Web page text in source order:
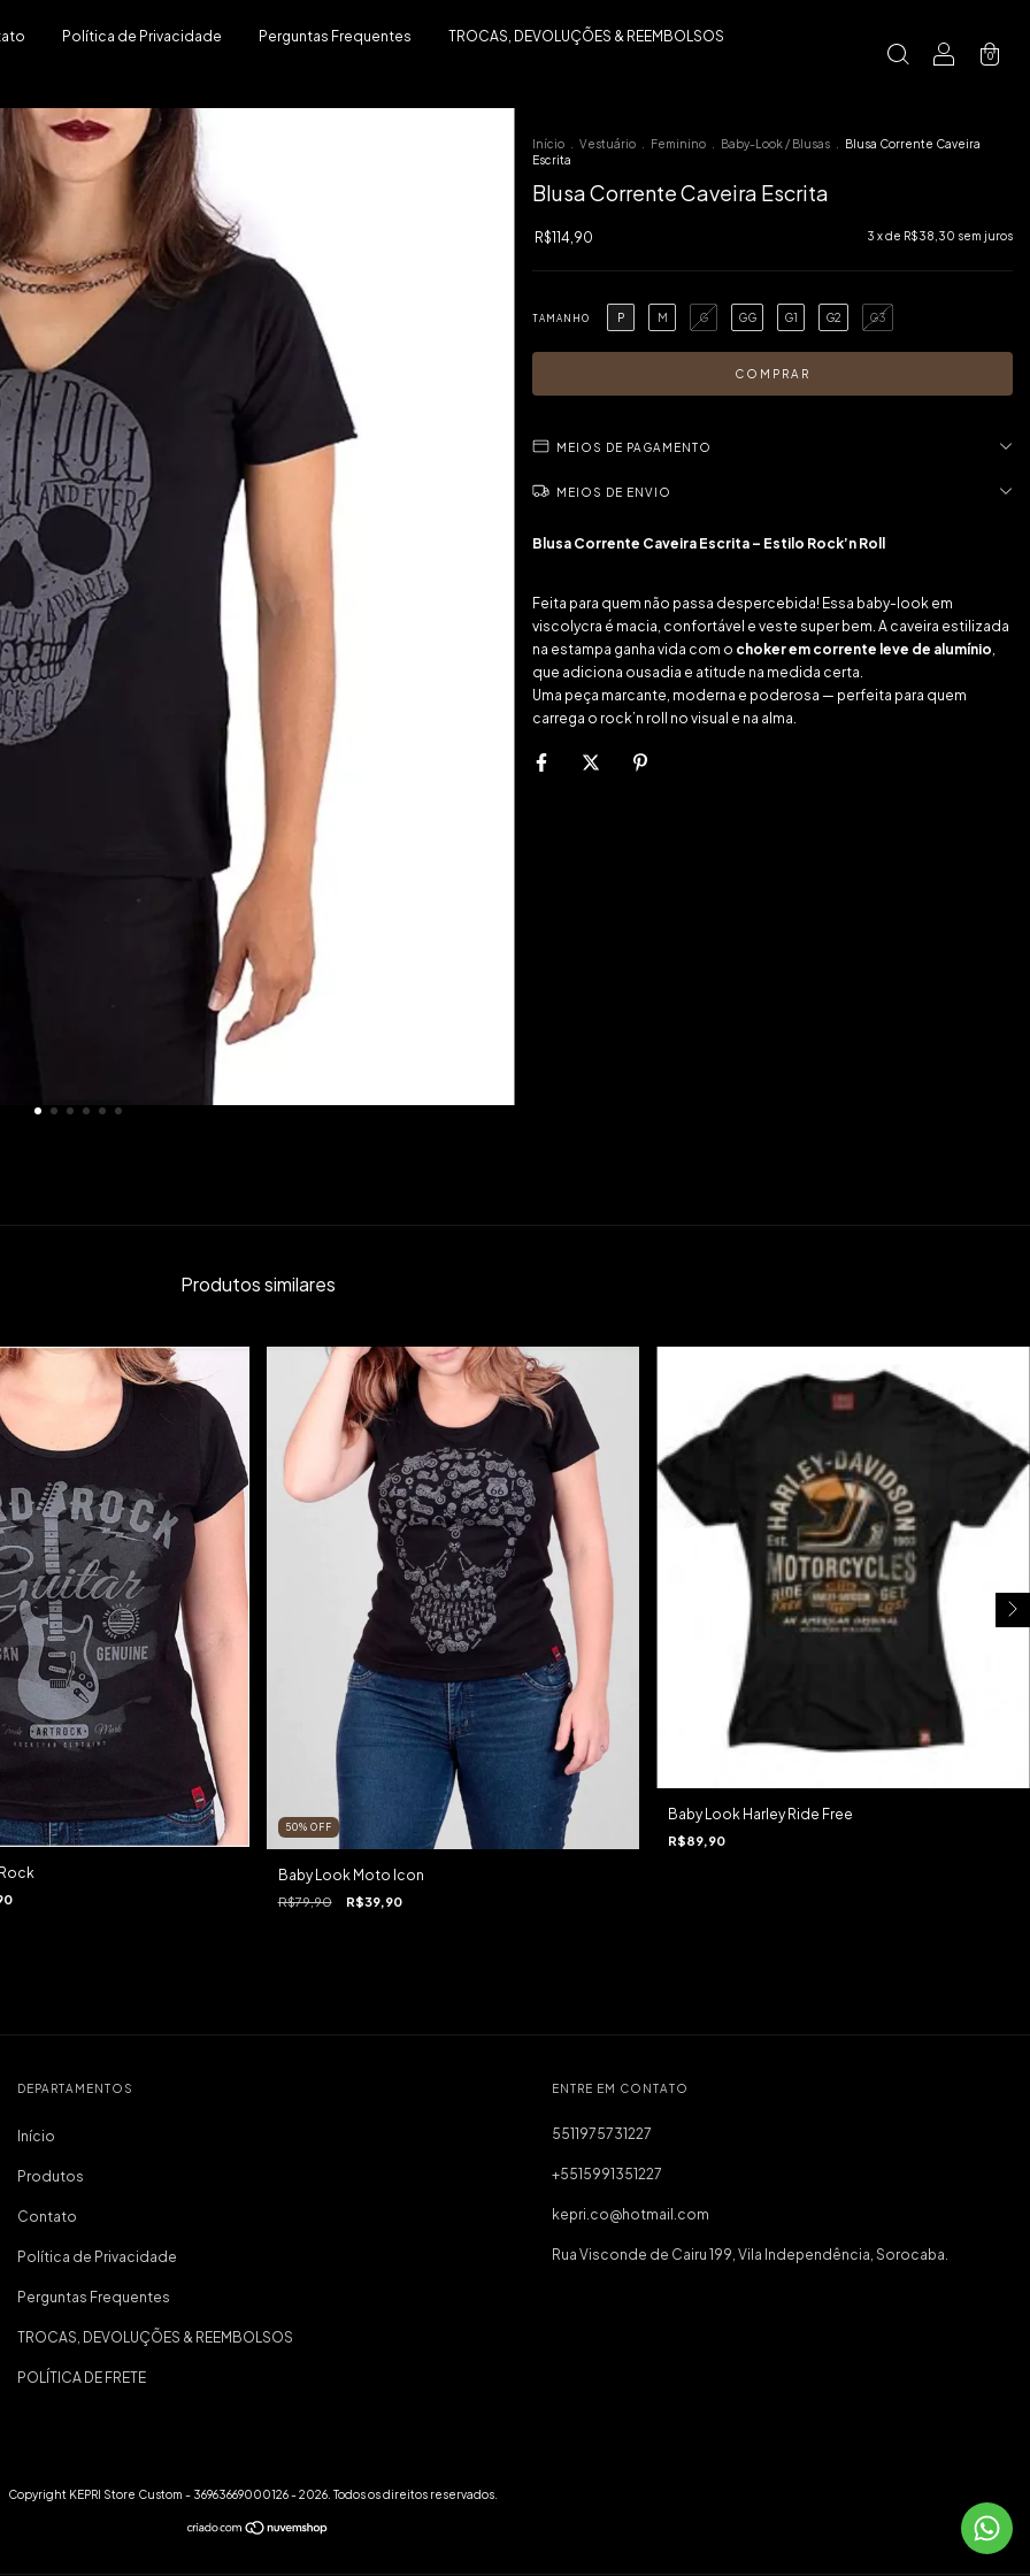
Política de Privacidade Perguntas Frequentes TROCAS, DEVOLUÇÕES & REEMBOLSOS
0
Início Vestuário Feminino Baby-Look / Blusas
Blusa Corrente Caveira
Escrita
Blusa Corrente Caveira Escrita
R$114,90 3 x de R$38,30 sem juros
TAMANHO P M G GG G1 G2 G3
MEIOS DE PAGAMENTO
MEIOS DE ENVIO
Blusa Corrente Caveira Escrita – Estilo Rock’n Roll
Feita para quem não passa despercebida! Essa baby-look em
viscolycra é macia, confortável e veste super bem. A caveira estilizada
na estampa ganha vida com o choker em corrente leve de alumínio
que adiciona ousadia e atitude na medida certa.
Uma peça marcante, moderna e poderosa — perfeita para quem
carrega o rock’n roll no visual e na alma.
Produtos similares
50% OFF
Baby Look Moto Icon
R$79,90 R$39,90
Baby Look Harley Ride Free
R$89,90
DEPARTAMENTOS
Início
Produtos
Contato
Política de Privacidade
Perguntas Frequentes
TROCAS, DEVOLUÇÕES & REEMBOLSOS
POLÍTICA DE FRETE
ENTRE EM CONTATO
5511975731227
+5515991351227
kepri.co@hotmail.com
Rua Visconde de Cairu 199, Vila Independência, Sorocaba.
Copyright KEPRI Store Custom - 36963669000126 - 2026. Todos os direitos reservados.